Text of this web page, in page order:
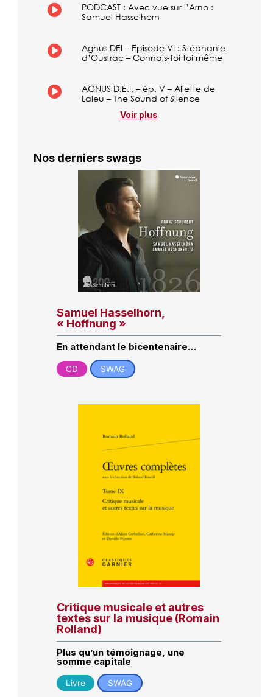
PODCAST : Avec vue sur l’Arno :
Samuel Hasselhorn
Agnus DEI – Episode VI : Stéphanie
d’Oustrac – Connais-toi toi même
AGNUS D.E.I. – ép. V – Aliette de
Laleu – The Sound of Silence
Voir plus
Nos derniers swags
Samuel Hasselhorn,
« Hoffnung »
En attendant le bicentenaire…
CD SWAG
Critique musicale et autres
textes sur la musique (Romain
Rolland)
Plus qu’un témoignage, une
somme capitale
Livre SWAG